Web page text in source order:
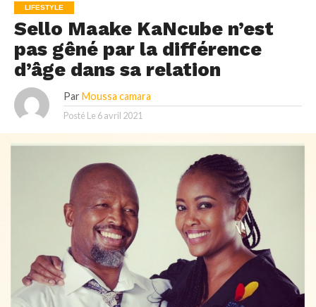
LIFESTYLE
Sello Maake KaNcube n’est
pas gêné par la différence
d’âge dans sa relation
Par Moussa camara
Posté Le 6 avril 2021